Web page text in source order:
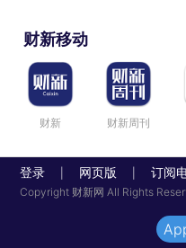
财新移动
财新 财新周刊
登录 网页版 订阅
Copyright 财新网 All Rights